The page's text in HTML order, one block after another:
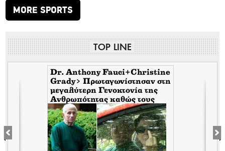
MORE SPORTS
TOP LINE
Dr. Anthony Fauci+Christine
Grady> Πρωταγωνίστησαν στη
μεγαλύτερη Γενοκτονία της
Ανθρωπότητας καθώς τους
κάλυπταν οι μηντιακές
ερπύστριες του deep state.
Τώρα η σύζυγος υψώνει το
δάχτυλο στους φωτορεπόρτερ